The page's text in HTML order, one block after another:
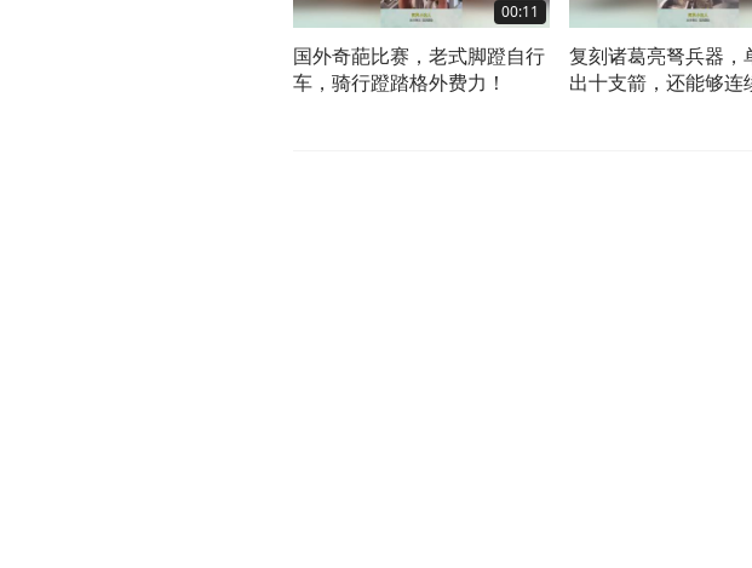
00:11
国外奇葩比赛，老式脚蹬自行
车，骑行蹬踏格外费力！
复刻诸葛亮弩兵器，
出十支箭，还能够连